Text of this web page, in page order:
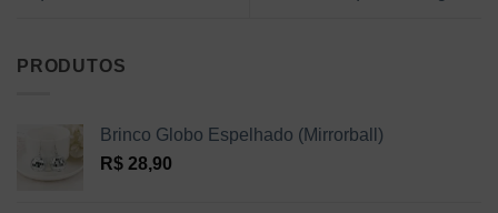
PRODUTOS
Brinco Globo Espelhado (Mirrorball)
R$ 28,90